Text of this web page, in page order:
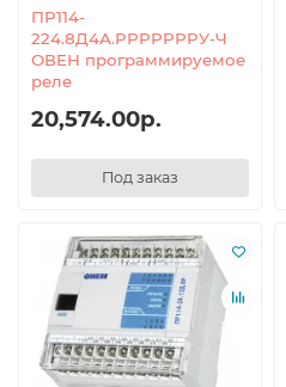
ПР114-
224.8Д4А.РРРРРРРУ-Ч
ОВЕН программируемое
реле
20,574.00р.
Под заказ